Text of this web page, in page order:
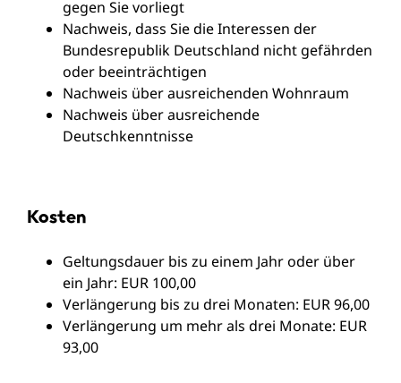
gegen Sie vorliegt
Nachweis, dass Sie die Interessen der
Bundesrepublik Deutschland nicht gefährden
oder beeinträchtigen
Nachweis über ausreichenden Wohnraum
Nachweis über ausreichende
Deutschkenntnisse
Kosten
Geltungsdauer bis zu einem Jahr oder über
ein Jahr: EUR 100,00
Verlängerung bis zu drei Monaten: EUR 96,00
Verlängerung um mehr als drei Monate: EUR
93,00